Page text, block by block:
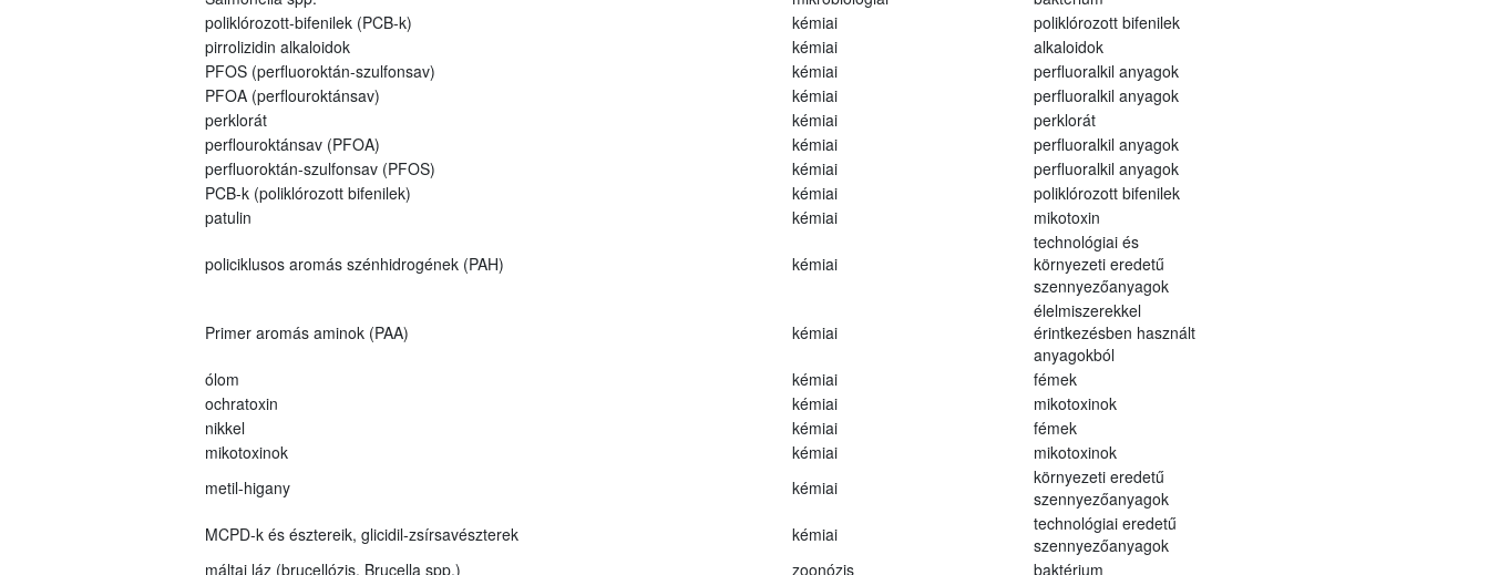
poliklórozott-bifenilek (PCB-k)
kémiai
poliklórozott bifenilek
pirrolizidin alkaloidok
kémiai
alkaloidok
PFOS (perfluoroktán-szulfonsav)
kémiai
perfluoralkil anyagok
PFOA (perflouroktánsav)
kémiai
perfluoralkil anyagok
perklorát
kémiai
perklorát
perflouroktánsav (PFOA)
kémiai
perfluoralkil anyagok
perfluoroktán-szulfonsav (PFOS)
kémiai
perfluoralkil anyagok
PCB-k (poliklórozott bifenilek)
kémiai
poliklórozott bifenilek
patulin
kémiai mikotoxin
policiklusos aromás szénhidrogének (PAH) kémiai
technológiai és
környezeti eredetű
szennyezőanyagok
Primer aromás aminok (PAA) kémiai
élelmiszerekkel
érintkezésben használt
anyagokból
ólom
kémiai
fémek
ochratoxin
kémiai
mikotoxinok
nikkel
kémiai
fémek
mikotoxinok
kémiai
mikotoxinok
metil-higany
kémiai
környezeti eredetű
szennyezőanyagok
MCPD-k és észtereik, glicidil-zsírsavészterek
kémiai
technológiai eredetű
szennyezőanyagok
máltai láz (brucellózis, Brucella spp.)
zoonózis
baktérium